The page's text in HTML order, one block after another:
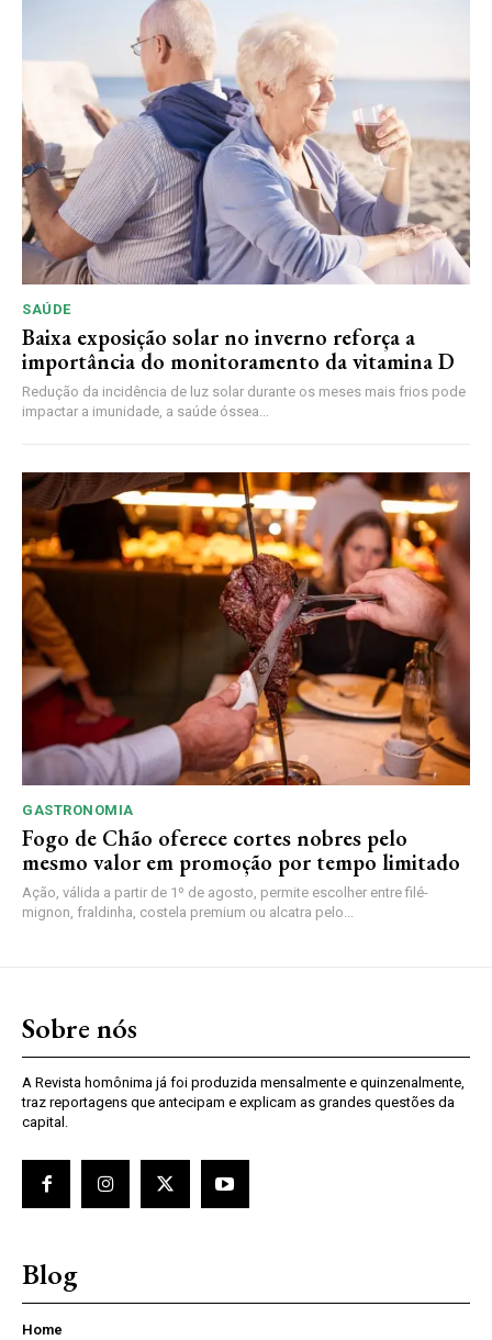
SAÚDE
Baixa exposição solar no inverno reforça a
importância do monitoramento da vitamina D
Redução da incidência de luz solar durante os meses mais frios pode
impactar a imunidade, a saúde óssea...
GASTRONOMIA
Fogo de Chão oferece cortes nobres pelo
mesmo valor em promoção por tempo limitado
Ação, válida a partir de 1º de agosto, permite escolher entre filé-
mignon, fraldinha, costela premium ou alcatra pelo...
Sobre nós
A Revista homônima já foi produzida mensalmente e quinzenalmente,
traz reportagens que antecipam e explicam as grandes questões da
capital.
Blog
Home